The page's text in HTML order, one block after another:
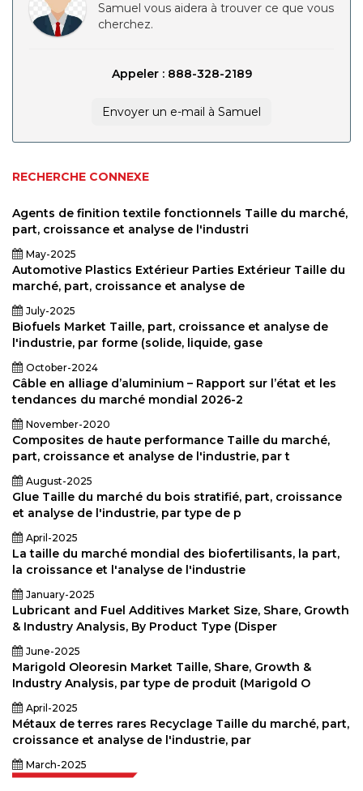
Samuel vous aidera à trouver ce que vous
cherchez.
Appeler : 888-328-2189
Envoyer un e-mail à Samuel
RECHERCHE CONNEXE
Agents de finition textile fonctionnels Taille du marché,
part, croissance et analyse de l'industri
May-2025
Automotive Plastics Extérieur Parties Extérieur Taille du
marché, part, croissance et analyse de
July-2025
Biofuels Market Taille, part, croissance et analyse de
l'industrie, par forme (solide, liquide, gase
October-2024
Câble en alliage d’aluminium – Rapport sur l’état et les
tendances du marché mondial 2026-2
November-2020
Composites de haute performance Taille du marché,
part, croissance et analyse de l'industrie, par t
August-2025
Glue Taille du marché du bois stratifié, part, croissance
et analyse de l'industrie, par type de p
April-2025
La taille du marché mondial des biofertilisants, la part,
la croissance et l'analyse de l'industrie
January-2025
Lubricant and Fuel Additives Market Size, Share, Growth
& Industry Analysis, By Product Type (Disper
June-2025
Marigold Oleoresin Market Taille, Share, Growth &
Industry Analysis, par type de produit (Marigold O
April-2025
Métaux de terres rares Recyclage Taille du marché, part,
croissance et analyse de l'industrie, par
March-2025